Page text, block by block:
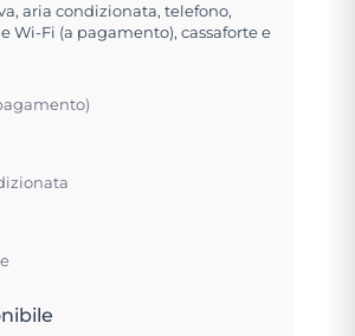
aria condizionata, telefono,
Wi-Fi (a pagamento), cassaforte e